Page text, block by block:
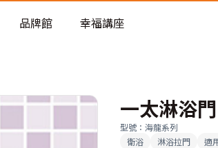
品牌館 幸福講座
一太淋浴門
型號 ： 海龍系列
衛浴
淋浴拉門 適